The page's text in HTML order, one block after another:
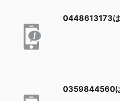
0448613173は
0359844560